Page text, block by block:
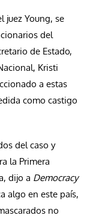
juez Young, se
del
de Estado,
Kristi
a estas
como castigo
del caso y
la Primera
dijo a Democracy
algo en este país,
no